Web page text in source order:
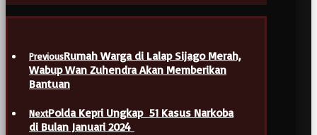
PreviousRumah Warga di Lalap Sijago Merah,
Wabup Wan Zuhendra Akan Memberikan
Bantuan
NextPolda Kepri Ungkap 51 Kasus Narkoba
di Bulan Januari 2024